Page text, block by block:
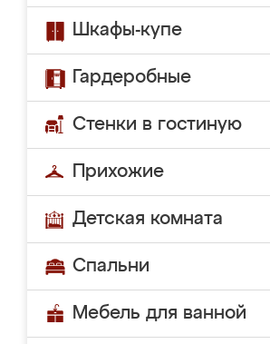
Шкафы-купе
Гардеробные
Стенки в гостиную
Прихожие
Детская комната
Спальни
Мебель для ванной